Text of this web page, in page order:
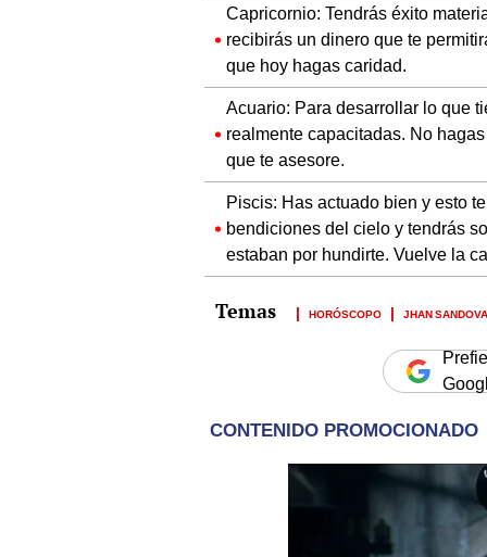
recibirás un dinero que te
que hoy hagas caridad.
Acuario: Para desarrollar lo que
realmente capacitadas. No
que te asesore.
Piscis: Has actuado bien y esto
bendiciones del cielo y tendrás
estaban por hundirte. Vuelve la
HORÓSCOPO JHAN